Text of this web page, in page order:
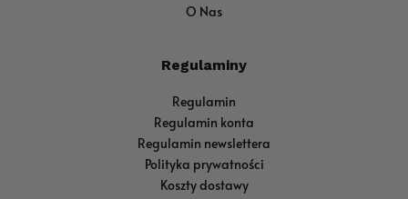
O Nas
Regulaminy
Regulamin
Regulamin konta
Regulamin newslettera
Polityka prywatności
Koszty dostawy